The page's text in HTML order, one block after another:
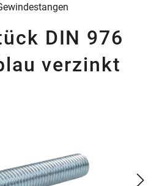
DIN 976
verzinkt